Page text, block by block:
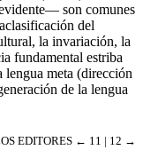
son comunes
del
la invariación, la
fundamental estriba
lengua meta (dirección
de la lengua
EDITORES ← 11 | 12 →